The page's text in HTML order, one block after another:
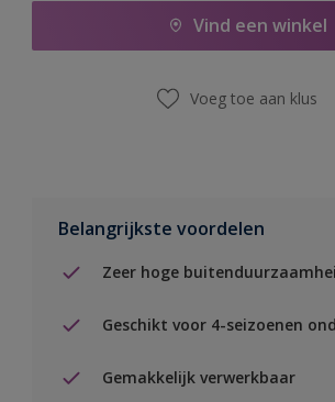
Vind een winkel
Voeg toe aan klus
Belangrijkste voordelen
Zeer hoge
Geschikt voor 4-seizoenen
Gemakkelijk verwerkbaar